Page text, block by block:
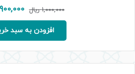
1,000,000 ریال قیمت
اصلی:
بود.
900,000
افزودن به سبد